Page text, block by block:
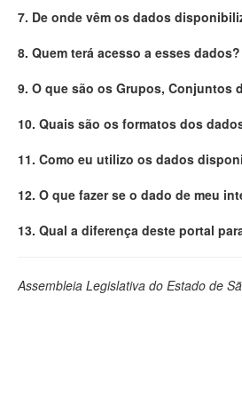
7. De onde vêm os dados
8. Quem terá acesso a esses dados?
9. O que são os Grupos, Conjuntos
10. Quais são os formatos dos
11. Como eu utilizo os dados
12. O que fazer se o dado de meu
13. Qual a diferença deste portal
Assembleia Legislativa do Estado de